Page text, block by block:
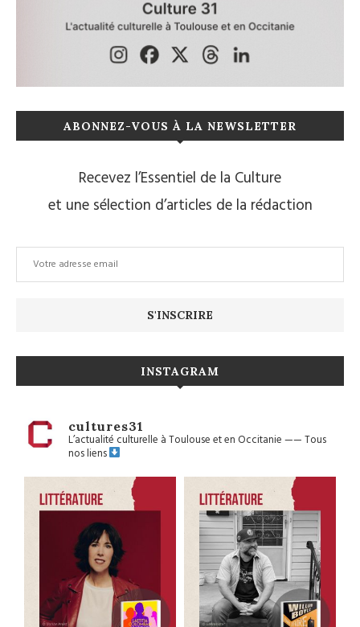
ABONNEZ-VOUS À LA NEWSLETTER
Recevez l’Essentiel de la Culture
et une sélection d’articles de la rédaction
INSTAGRAM
cultures31
L’actualité culturelle à Toulouse et en Occitanie——Tous
nos liens